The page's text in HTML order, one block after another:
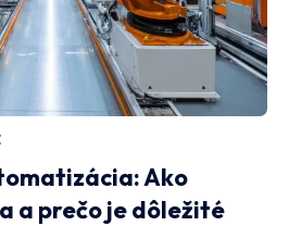
Ako
a prečo je dôležité